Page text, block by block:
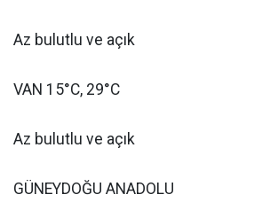
Az bulutlu ve açık
VAN 15°C, 29°C
Az bulutlu ve açık
GÜNEYDOĞU ANADOLU